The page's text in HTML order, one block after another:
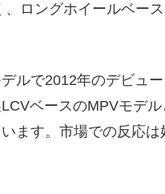
ロングホイールベー
ルで2012年のデビュ
ベースのMPVモデ
ます。市場での反応